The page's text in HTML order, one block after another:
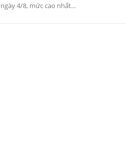
4/8, mức cao nhất...